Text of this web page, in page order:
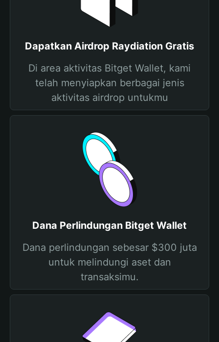
Dapatkan Airdrop Raydiation Gratis
Di area aktivitas Bitget Wallet, kami
telah menyiapkan berbagai jenis
aktivitas airdrop untukmu
Dana Perlindungan Bitget Wallet
Dana perlindungan sebesar $300 juta
untuk melindungi aset dan
transaksimu.